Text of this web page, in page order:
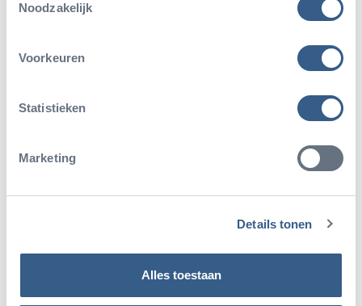
Noodzakelijk
Voorkeuren
Statistieken
Marketing
Details tonen
Alles toestaan
Solliciteer voor een stageplek
Open stage vacature